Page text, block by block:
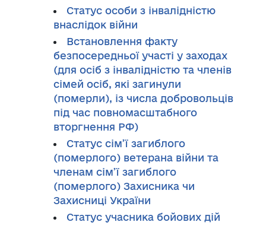
Cтатус особи з інвалідністю
внаслідок війни
Встановлення факту
безпосередньої участі у заходах
(для осіб з інвалідністю та членів
сімей осіб, які загинули
(померли), із числа добровольців
під час повномасштабного
вторгнення РФ)
Статус сім’ї загиблого
(померлого) ветерана війни та
членам сім’ї загиблого
(померлого) Захисника чи
Захисниці України
Cтатус учасника бойових дій